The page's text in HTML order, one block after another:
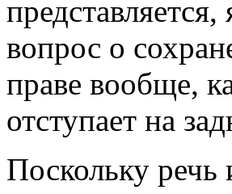
вопрос о
праве вообще,
отступает на
Поскольку речь